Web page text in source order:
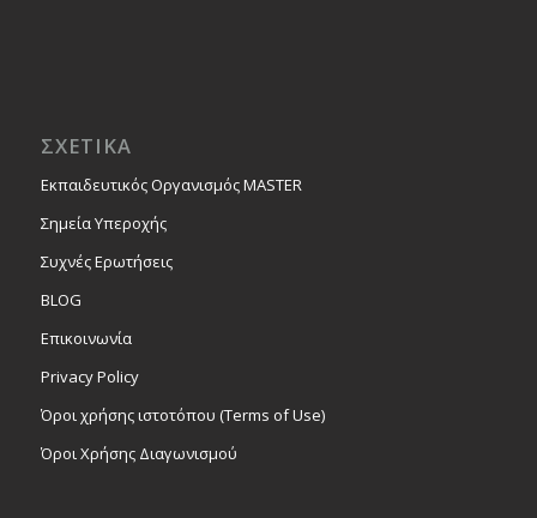
ΣΧΕΤΙΚΑ
Εκπαιδευτικός Οργανισμός MASTER
Σημεία Υπεροχής
Συχνές Ερωτήσεις
BLOG
Επικοινωνία
Privacy Policy
Όροι χρήσης ιστοτόπου (Terms of Use)
Όροι Χρήσης Διαγωνισμού